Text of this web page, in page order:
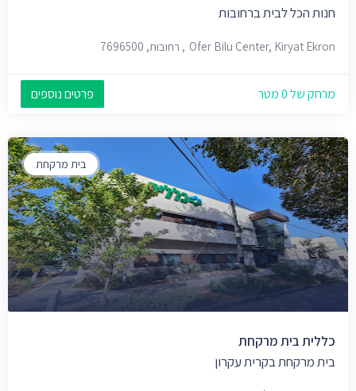
חנות הכל לבית ברחובות
Ofer Bilu Center, Kiryat Ekron, רחובות, 7696500
מרחק של 0 מטר פרטים נוספים
בית מרקחת
כללית בית מרקחת
בית מרקחת בקרית עקרון